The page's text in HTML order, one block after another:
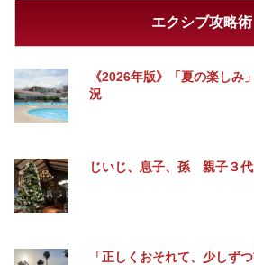
エクシブ攻略術
《2026年版》「夏の楽しみ
況
じいじ、息子、孫 親子３
「正しくおそれて、少しず